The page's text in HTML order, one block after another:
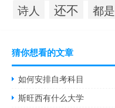
诗人 还不 都是
猜你想看的文章
如何安排自考科目
斯旺西有什么大学